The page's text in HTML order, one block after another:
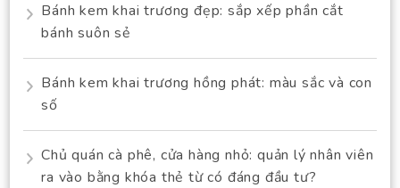
Bánh kem khai trương đẹp: sắp xếp phần cắt
bánh suôn sẻ
Bánh kem khai trương hồng phát: màu sắc và con
số
Chủ quán cà phê, cửa hàng nhỏ: quản lý nhân viên
ra vào bằng khóa thẻ từ có đáng đầu tư?